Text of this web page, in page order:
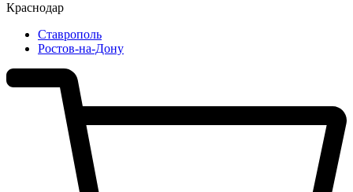
Краснодар
Ставрополь
Ростов-на-Дону